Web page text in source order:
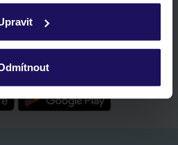
aplikaci TUI
nabídek
a možnost jejich sdílení
informace o tvé rezervaci v myTUI